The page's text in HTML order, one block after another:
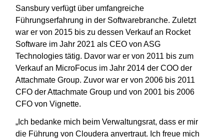
Sansbury verfügt über umfangreiche
Führungserfahrung in der Softwarebranche. Zuletzt
war er von 2015 bis zu dessen Verkauf an Rocket
Software im Jahr 2021 als CEO von ASG
Technologies tätig. Davor war er von 2011 bis zum
Verkauf an MicroFocus im Jahr 2014 der COO der
Attachmate Group. Zuvor war er von 2006 bis 2011
CFO der Attachmate Group und von 2001 bis 2006
CFO von Vignette.
„Ich bedanke mich beim Verwaltungsrat, dass er mir
die Führung von Cloudera anvertraut. Ich freue mich